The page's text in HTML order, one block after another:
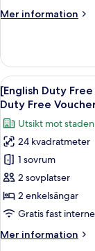
Room
Shilla
Duty
Free
Vouchers
(per
booking)
Mer information
Mer
Duty
Free
Benefits]
Standard
Double
Room
+
Shilla
Duty
Vouchers
(per
Öppna
alla
foton
för
[English
Duty
Free
Benefits]
Standard
Room
7
[English Duty
Duty Free
Utsikt mot staden
24 kvadratmeter
1 sovrum
2 sovplatser
2 enkelsängar
Gratis fast
Mer information
Mer